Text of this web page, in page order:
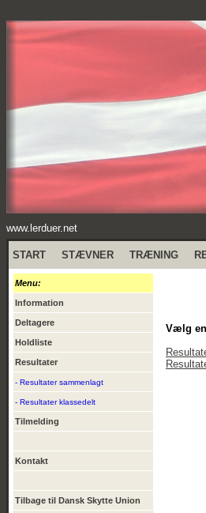
www.lerduer.net
START STÆVNER TRÆNING
Menu:
Information
Deltagere
Holdliste
Resultater
- Resultater sammenlagt
- Resultater klassedelt
Tilmelding
Kontakt
Tilbage til Dansk Skytte Union
Vælg